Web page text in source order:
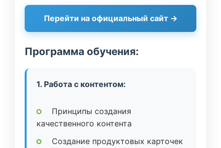
Перейти на официальный сайт →
Программа обучения:
1. Работа с контентом:
Принципы создания
качественного контента
Создание продуктовых карточек